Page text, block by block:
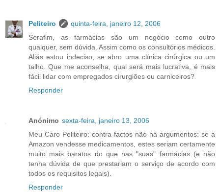
Peliteiro
quinta-feira, janeiro 12, 2006
Serafim, as farmácias são um negócio como outro
qualquer, sem dúvida. Assim como os consultórios médicos.
Aliás estou indeciso, se abro uma clínica cirúrgica ou um
talho. Que me aconselha, qual será mais lucrativa, é mais
fácil lidar com empregados cirurgiões ou carniceiros?
Responder
Anónimo sexta-feira, janeiro 13, 2006
Meu Caro Peliteiro: contra factos não há argumentos: se a
Amazon vendesse medicamentos, estes seriam certamente
muito mais baratos do que nas "suas" farmácias (e não
tenha dúvida de que prestariam o serviço de acordo com
todos os requisitos legais).
Responder